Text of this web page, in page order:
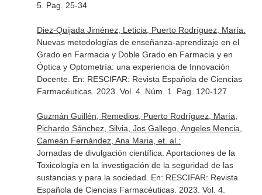
5. Pag. 25-34
Diez-Quijada Jiménez, Leticia, Puerto Rodríguez, María:
Nuevas metodologías de enseñanza-aprendizaje en el
Grado en Farmacia y Doble Grado en Farmacia y en
Óptica y Optometría: una experiencia de Innovación
Docente. En: RESCIFAR: Revista Española de Ciencias
Farmacéuticas. 2023. Vol. 4. Núm. 1. Pag. 120-127
Guzmán Guillén, Remedios, Puerto Rodríguez, María,
Pichardo Sánchez, Silvia, Jos Gallego, Angeles Mencia,
Cameán Fernández, Ana Maria, et. al.:
Jornadas de divulgación científica: Aportaciones de la
Toxicología en la investigación de la seguridad de las
sustancias y para la sociedad. En: RESCIFAR: Revista
Española de Ciencias Farmacéuticas. 2023. Vol. 4.